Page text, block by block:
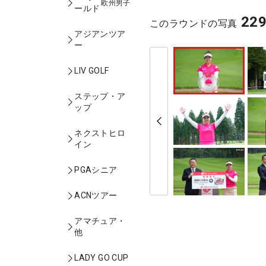
ールド
欧州男子
アジアンツア
ー
LIV GOLF
ステップ・ア
ップ
ネクストヒロ
イン
PGAシニア
ACNツアー
アマチュア・
他
LADY GO CUP
このラウンドの写真